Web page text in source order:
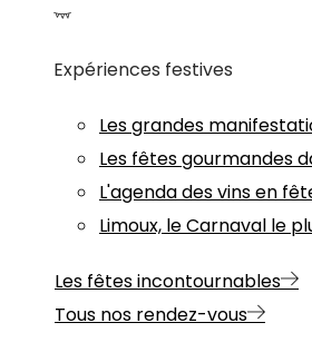
Expériences festives
Les grandes
Les fêtes gourmandes
L'agenda des vins en
Limoux, le Carnaval le
Les fêtes incontournables
Tous nos rendez-vous